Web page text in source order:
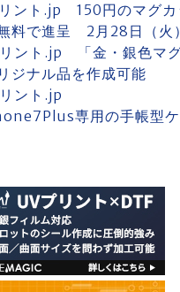
ント.jp 150円のマグカ
料で進呈 2月28日（火
ント.jp 「金・銀色マ
ナル品を作成可能
リント.jp
専用の手帳型ケ